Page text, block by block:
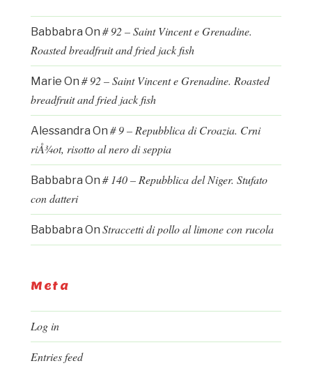
Babbabra On # 92 – Saint Vincent e Grenadine.
Roasted breadfruit and fried jack fish
Marie On # 92 – Saint Vincent e Grenadine. Roasted
breadfruit and fried jack fish
Alessandra On # 9 – Repubblica di Croazia. Crni
riÅ¾ot, risotto al nero di seppia
Babbabra On # 140 – Repubblica del Niger. Stufato
con datteri
Babbabra On Straccetti di pollo al limone con rucola
Meta
Log in
Entries feed